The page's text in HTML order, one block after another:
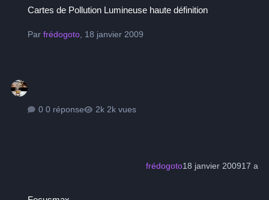
Cartes de Pollution Lumineuse haute définition
Parfrédogoto, 18 janvier 2009
0 réponse 2k vues
frédogoto18 janvier 200917 a